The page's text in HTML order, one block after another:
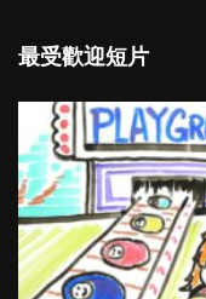
最受歡迎短片